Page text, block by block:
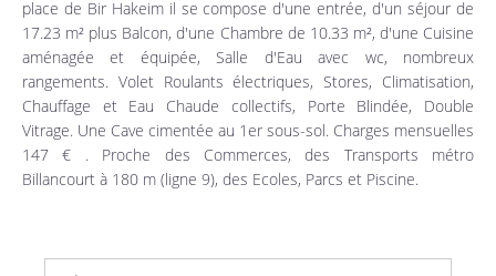
place de Bir Hakeim il se compose d'une entrée, d'un séjour de
17.23 m² plus Balcon, d'une Chambre de 10.33 m², d'une Cuisine
aménagée et équipée, Salle d'Eau avec wc, nombreux
rangements. Volet Roulants électriques, Stores, Climatisation,
Chauffage et Eau Chaude collectifs, Porte Blindée, Double
Vitrage. Une Cave cimentée au 1er sous-sol. Charges mensuelles
147 € . Proche des Commerces, des Transports métro
Billancourt à 180 m (ligne 9), des Ecoles, Parcs et Piscine.